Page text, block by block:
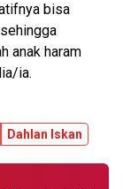
bisa
anak haram
ia.
Dahlan Iskan